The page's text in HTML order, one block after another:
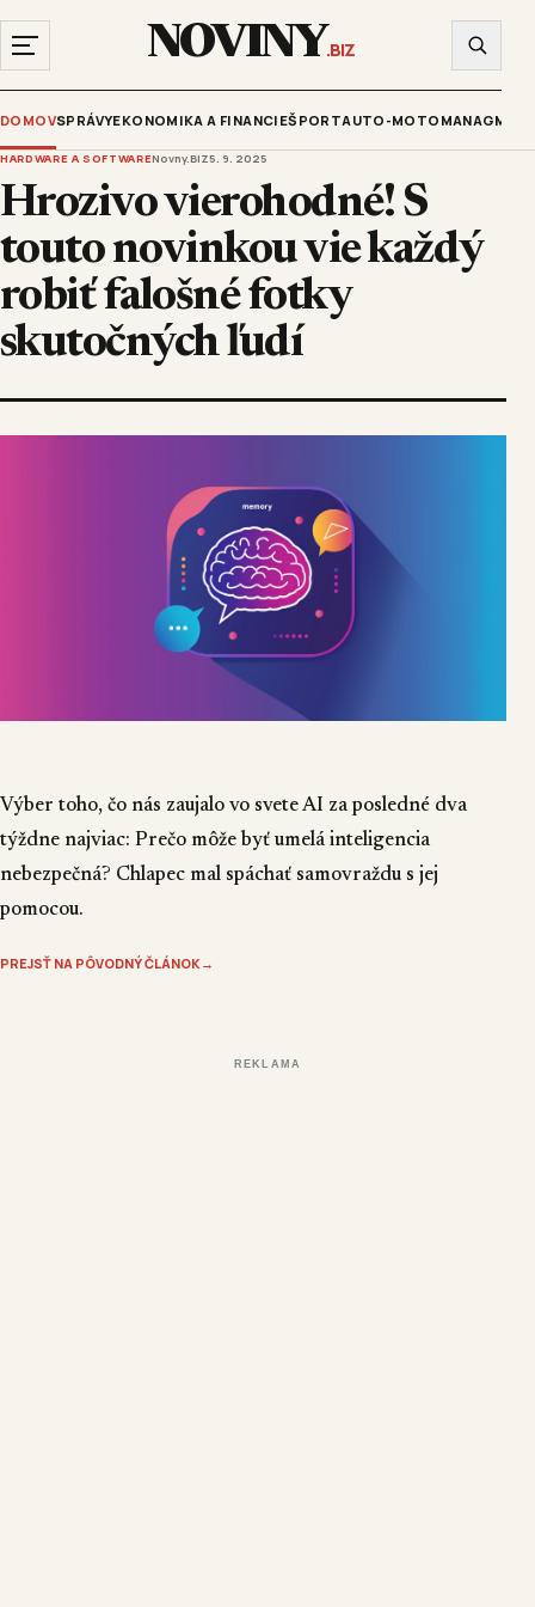
NOVINY.BIZ
DOMOVSPRÁVYEKONOMIKA A FINANCIEŠPORTAUTO-MOTO
HARDWARE A SOFTWARENovny.BIZ5. 9. 2025
Hrozivo vierohodné! S
touto novinkou vie každý
robiť falošné fotky
skutočných ľudí
Výber toho, čo nás zaujalo vo svete AI za posledné dva
týždne najviac: Prečo môže byť umelá inteligencia
nebezpečná? Chlapec mal spáchať samovraždu s jej
pomocou.
PREJSŤ NA PÔVODNÝ ČLÁNOK→
REKLAMA